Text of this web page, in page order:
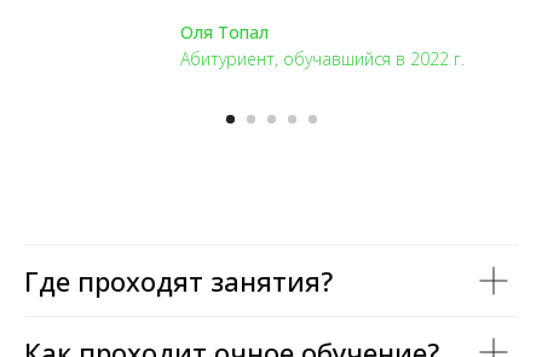
Оля Топал
Абитуриент, обучавшийся в 2022 г.
Где проходят занятия?